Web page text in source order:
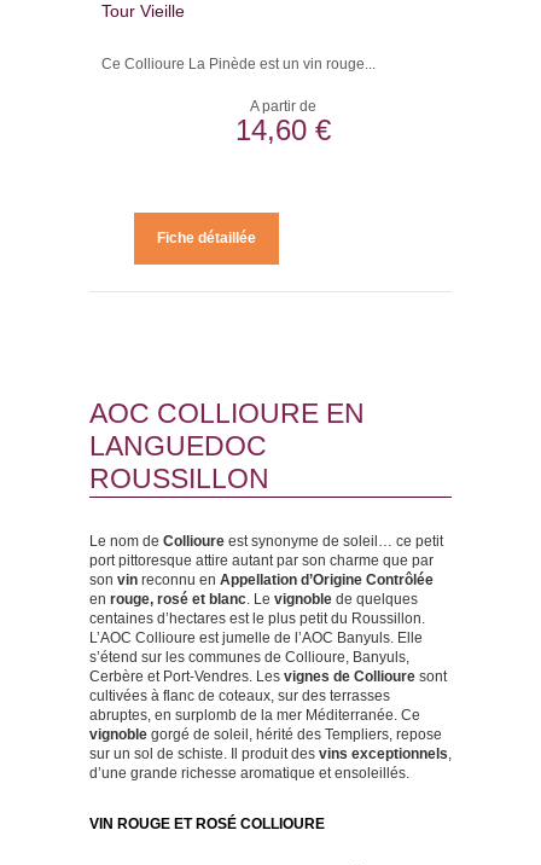
Tour Vieille
Ce Collioure La Pinède est un vin rouge...
A partir de
14,60 €
Fiche détaillée
AOC COLLIOURE EN
LANGUEDOC
ROUSSILLON
Le nom de Collioure est synonyme de soleil… ce petit
port pittoresque attire autant par son charme que par
son vin reconnu en Appellation d’Origine Contrôlée
en rouge, rosé et blanc. Le vignoble de quelques
centaines d’hectares est le plus petit du Roussillon.
L’AOC Collioure est jumelle de l’AOC Banyuls. Elle
s’étend sur les communes de Collioure, Banyuls,
Cerbère et Port-Vendres. Les vignes de Collioure sont
cultivées à flanc de coteaux, sur des terrasses
abruptes, en surplomb de la mer Méditerranée. Ce
vignoble gorgé de soleil, hérité des Templiers, repose
sur un sol de schiste. Il produit des vins exceptionnels,
d’une grande richesse aromatique et ensoleillés.
VIN ROUGE ET ROSÉ COLLIOURE